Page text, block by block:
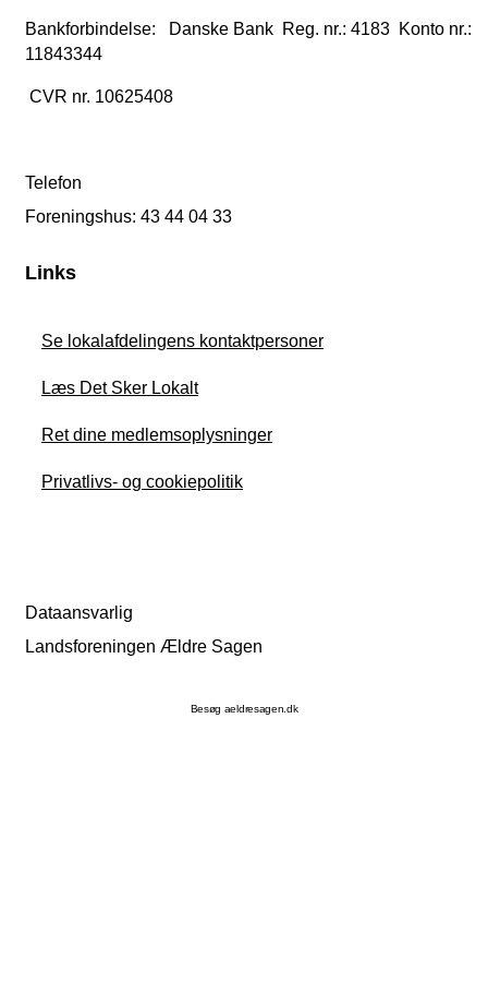
Bankforbindelse: Danske Bank Reg. nr.: 4183 Konto nr.:
11843344
CVR nr. 10625408
Telefon
Foreningshus: 43 44 04 33
Links
Se lokalafdelingens kontaktpersoner
Læs Det Sker Lokalt
Ret dine medlemsoplysninger
Privatlivs- og cookiepolitik
Dataansvarlig
Landsforeningen Ældre Sagen
Besøg aeldresagen.dk